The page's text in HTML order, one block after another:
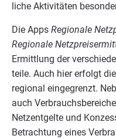
li­che Akti­vi­tä­ten
Die Apps Regio­na­le
Regio­na­le
Ermitt­lung der
tei­le. Auch hier erfolgt
regio­nal ein­ge­grenzt.
auch
Netz­ent­gel­te und
Betrach­tung eines